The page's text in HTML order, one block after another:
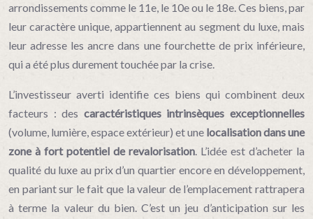
arrondissements comme le 11e, le 10e ou le 18e. Ces biens, par
leur caractère unique, appartiennent au segment du luxe, mais
leur adresse les ancre dans une fourchette de prix inférieure,
qui a été plus durement touchée par la crise.
L’investisseur averti identifie ces biens qui combinent deux
facteurs : des caractéristiques intrinsèques exceptionnelles
(volume, lumière, espace extérieur) et une localisation dans une
zone à fort potentiel de revalorisation. L’idée est d’acheter la
qualité du luxe au prix d’un quartier encore en développement,
en pariant sur le fait que la valeur de l’emplacement rattrapera
à terme la valeur du bien. C’est un jeu d’anticipation sur les